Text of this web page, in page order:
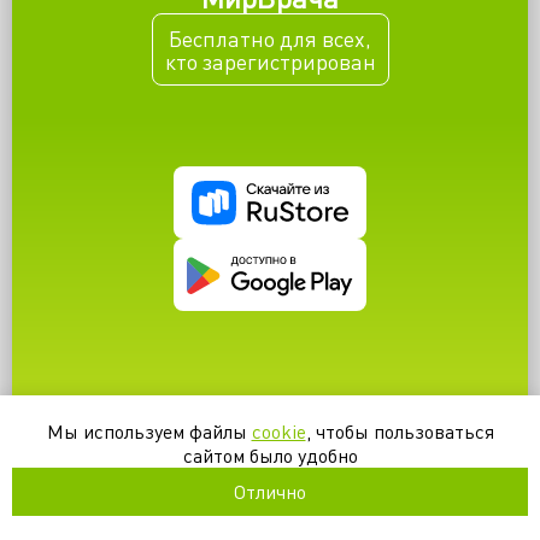
Гинекология
Голова и шея
Кожа и скелет
Бесплатно для всех,
кто зарегистрирован
Мы используем файлы cookie , чтобы пользоваться
сайтом было удобно
Отлично